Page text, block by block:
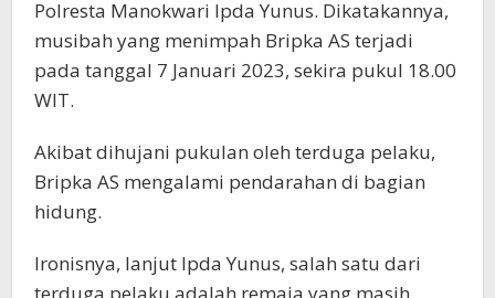
Polresta Manokwari Ipda Yunus. Dikatakannya,
musibah yang menimpah Bripka AS terjadi
pada tanggal 7 Januari 2023, sekira pukul 18.00
WIT.
Akibat dihujani pukulan oleh terduga pelaku,
Bripka AS mengalami pendarahan di bagian
hidung.
Ironisnya, lanjut Ipda Yunus, salah satu dari